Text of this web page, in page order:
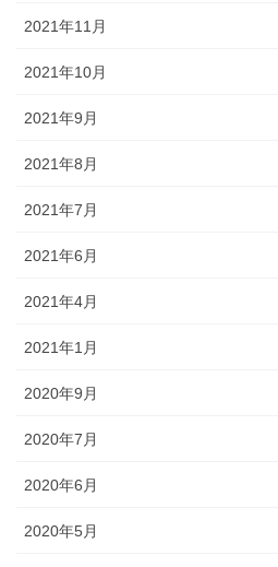
2021年11月
2021年10月
2021年9月
2021年8月
2021年7月
2021年6月
2021年4月
2021年1月
2020年9月
2020年7月
2020年6月
2020年5月